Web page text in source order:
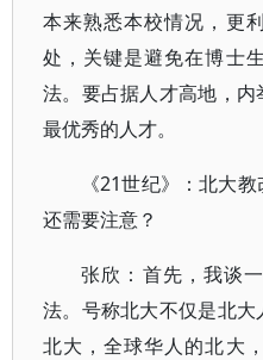
本来熟悉本校情况，更
处，关键是避免在博士
法。要占据人才高地，
最优秀的人才。
《21世纪》：北大
还需要注意？
张欣：首先，我谈
法。号称北大不仅是北
北大，全球华人的北大